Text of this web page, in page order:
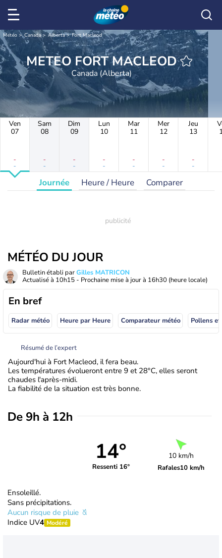
Météo Canada Alberta Fort Macleod
METEO FORT MACLEOD
Canada (Alberta)
Ven
07
-
-
Sam
08
-
-
Dim
09
-
-
Lun
10
-
-
Mar
11
-
-
Mer
12
-
-
Jeu
13
-
-
Journée Heure / Heure Comparer
MÉTÉO DU JOUR
Bulletin établi parGilles MATRICON
Actualisé à 10h15 - Prochaine mise à jour à 16h30 (heure locale)
En bref
Radar météo Heure par Heure Comparateur météo Pollens
Résumé de l’expert
Aujourd'hui à Fort Macleod, il fera beau.
Les températures évolueront entre 9 et 28°C, elles seront
chaudes l'après-midi.
La fiabilité de la situation est très bonne.
De 9h à 12h
14°
Ressenti 16°
10 km/h
Rafales10 km/h
Ensoleillé.
Sans précipitations.
Aucun risque de pluie
Indice UV4 Modéré